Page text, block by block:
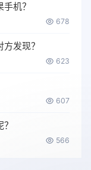
机？
678
发现？
623
607
566